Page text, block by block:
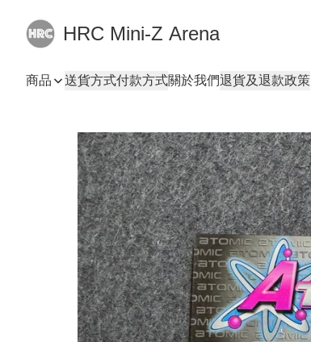
HRC Mini-Z Arena
商品 送貨方式付款方式關於我們退貨及退款政策